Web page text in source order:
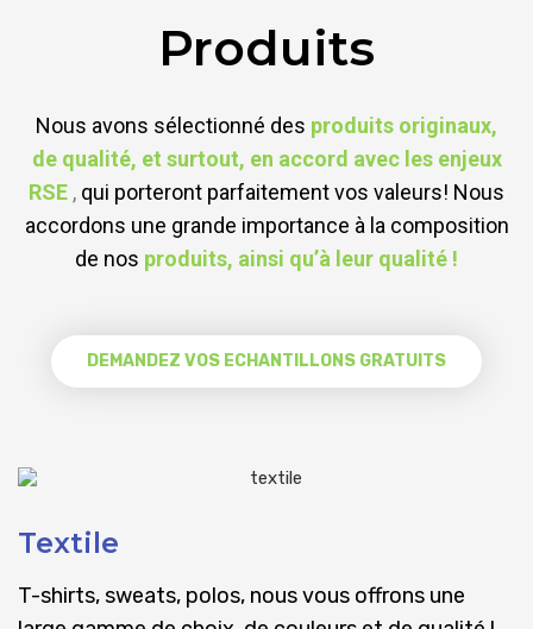
Produits
Nous avons sélectionné des produits originaux,
de qualité, et surtout, en accord avec les enjeux
RSE , qui porteront parfaitement vos valeurs! Nous
accordons une grande importance à la composition
de nos produits, ainsi qu’à leur qualité !
DEMANDEZ VOS ECHANTILLONS GRATUITS
Textile
T-shirts, sweats, polos, nous vous offrons une